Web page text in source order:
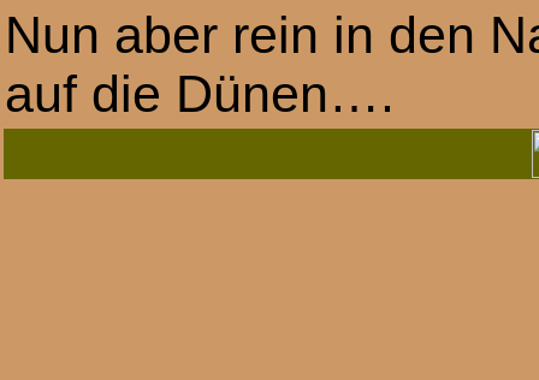
Nun aber rein in den
auf die Dünen….